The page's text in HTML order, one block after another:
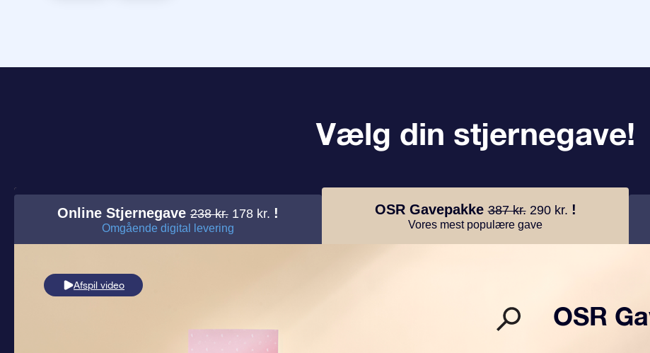
Vælg din stjernegave!
Online Stjernegave238 kr. 178 kr. !
Omgående digital levering
OSR Gavepakke387 kr. 290 kr. !
Vores mest populære gave
Afspil video
OSR